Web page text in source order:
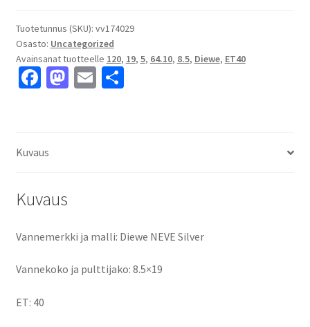
5x120
ET40
keskireikä:64.10
määrä
Tuotetunnus (SKU): vv174029
Osasto: Uncategorized
Avainsanat tuotteelle 120, 19, 5, 64.10, 8.5, Diewe, ET40
Fa
o
M E S
Kuvaus
Kuvaus
Vannemerkki ja malli: Diewe NEVE Silver
Vannekoko ja pulttijako: 8.5×19
ET: 40